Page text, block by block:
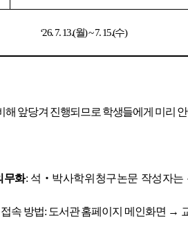
‘26. 7. 13.(월) ~ 7. 15.(수)
해 앞당겨 진행되므로 학생들에게 미리
무화: 석 ‧ 박사학위청구논문 작성자는
접속 방법: 도서관 홈페이지 메인화면 →